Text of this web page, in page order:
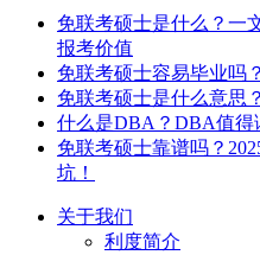
免联考硕士是什么？一
报考价值
免联考硕士容易毕业吗
免联考硕士是什么意思
什么是DBA？DBA值得
免联考硕士靠谱吗？
坑！
关于我们
利度简介